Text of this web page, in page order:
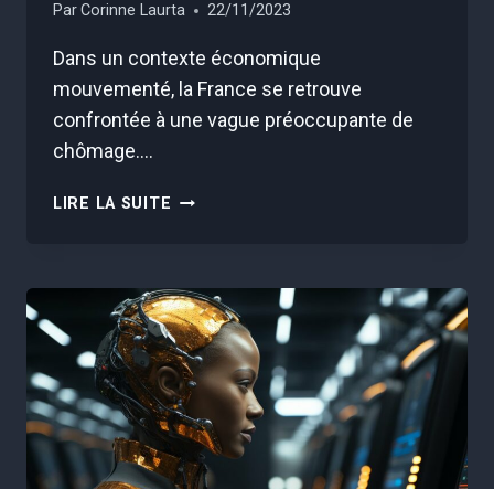
ParCorinne Laurta 22/11/2023
Dans un contexte économique
mouvementé, la France se retrouve
confrontée à une vague préoccupante de
chômage….
LIRE LA SUITE ALERTE
TAUX
DE
CHÔMAGE
GRIMPE
EN
FLÈCHE
EN
FRANCE,